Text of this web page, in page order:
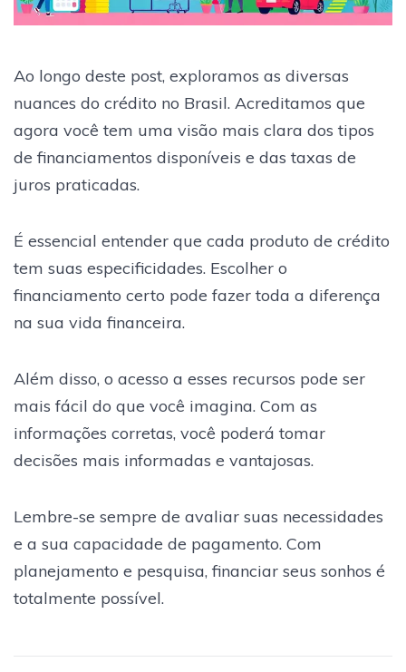
Ao longo deste post, exploramos as diversas
nuances do crédito no Brasil. Acreditamos que
agora você tem uma visão mais clara dos tipos
de financiamentos disponíveis e das taxas de
juros praticadas.
É essencial entender que cada produto de crédito
tem suas especificidades. Escolher o
financiamento certo pode fazer toda a diferença
na sua vida financeira.
Além disso, o acesso a esses recursos pode ser
mais fácil do que você imagina. Com as
informações corretas, você poderá tomar
decisões mais informadas e vantajosas.
Lembre-se sempre de avaliar suas necessidades
e a sua capacidade de pagamento. Com
planejamento e pesquisa, financiar seus sonhos é
totalmente possível.